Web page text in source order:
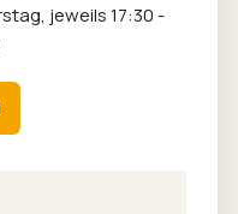
jeweils 17:30 -